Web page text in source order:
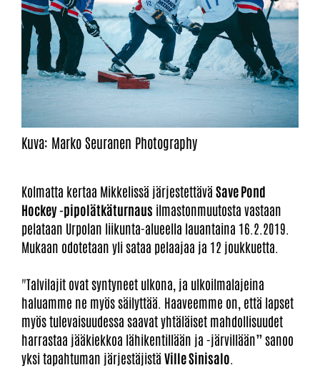
Kuva: Marko Seuranen Photography
Kolmatta kertaa Mikkelissä järjestettäväSave Pond
Hockey -pipolätkäturnaus ilmastonmuutosta vastaan
pelataan Urpolan liikunta-alueella lauantaina 16.2.2019.
Mukaan odotetaan yli sataa pelaajaa ja 12 joukkuetta.
"Talvilajit ovat syntyneet ulkona, ja ulkoilmalajeina
haluamme ne myös säilyttää. Haaveemme on, että lapset
myös tulevaisuudessa saavat yhtäläiset mahdollisuudet
harrastaa jääkiekkoa lähikentillään ja -järvillään” sanoo
yksi tapahtuman järjestäjistäVille Sinisalo